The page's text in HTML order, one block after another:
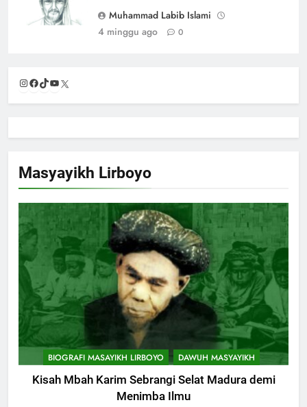
Muhammad Labib Islami
4 minggu ago
0
Instagram
Facebook
TikTok
YouTube
Masyayikh Lirboyo
BIOGRAFI MASAYIKH LIRBOYO DAWUH MASYAYIKH
Kisah Mbah Karim Sebrangi Selat Madura demi
Menimba Ilmu